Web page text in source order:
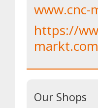
www.cnc-
https://
Our Shops